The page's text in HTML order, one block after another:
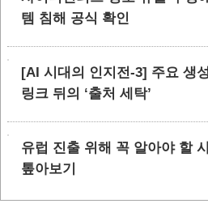
템 침해 공식 확인
[AI 시대의 인지전-3] 주요 생
링크 뒤의 ‘출처 세탁’
유럽 진출 위해 꼭 알아야 할
톺아보기